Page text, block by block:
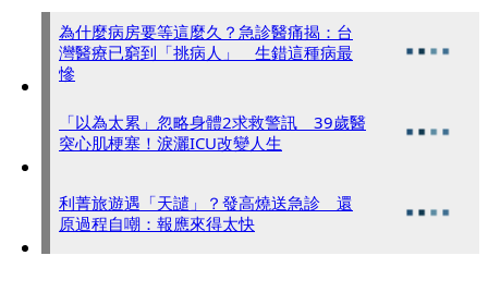
為什麼病房要等這麼久？急診醫痛揭：台
灣醫療已窮到「挑病人」 生錯這種病最
慘
「以為太累」忽略身體2求救警訊 39歲醫
突心肌梗塞！淚灑ICU改變人生
利菁旅遊遇「天譴」？發高燒送急診 還
原過程自嘲：報應來得太快